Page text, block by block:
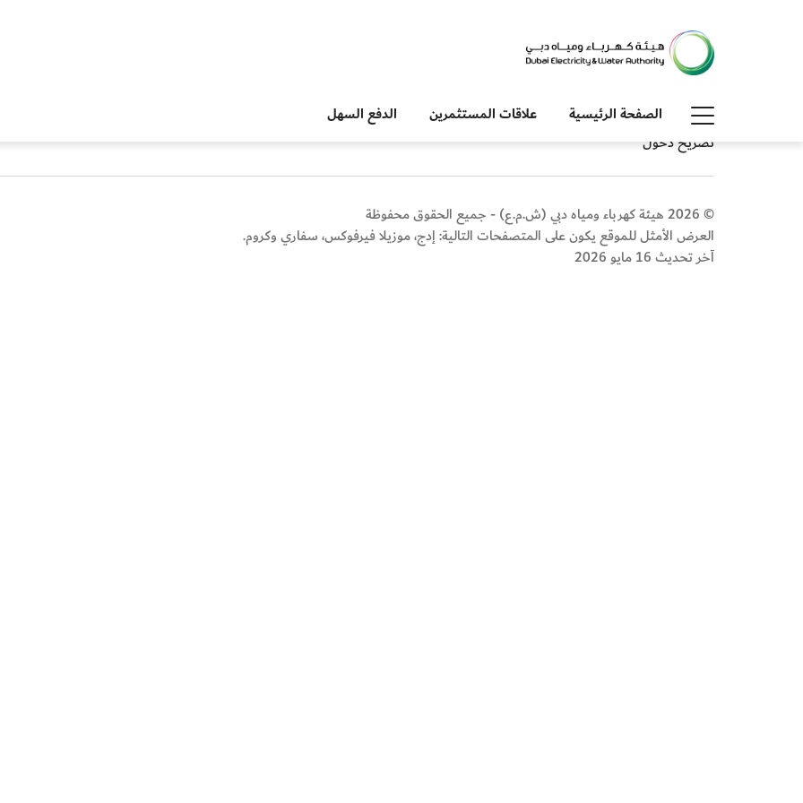
الصفحة الرئيسية علاقات المستثمرين الدفع السهل خريطة الموقعاستبيان الموقع بيئة العمل والوظائفمراكز إسعاد المتعاملين (الخدمة الذاتية)
تصريح دخول
© 2026 هيئة كهرباء ومياه دبي (ش.م.ع) - جميع الحقوق محفوظة
العرض الأمثل للموقع يكون على المتصفحات التالية: إدج، موزيلا فيرفوكس، سفاري وكروم.
آخر تحديث 16 مايو 2026